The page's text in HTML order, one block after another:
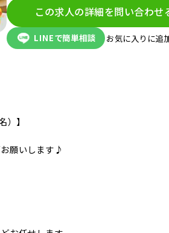
この求人の詳細を問い合わせ
LINEで簡単相談 お気に入りに追
）】
願いします♪